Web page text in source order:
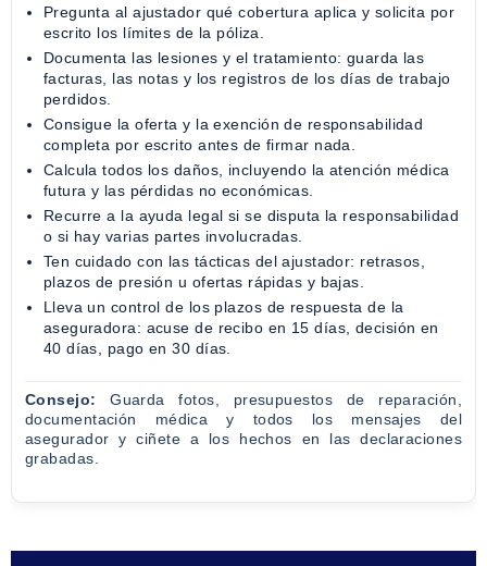
Pregunta al ajustador qué cobertura aplica y solicita por
escrito los límites de la póliza.
Documenta las lesiones y el tratamiento: guarda las
facturas, las notas y los registros de los días de trabajo
perdidos.
Consigue la oferta y la exención de responsabilidad
completa por escrito antes de firmar nada.
Calcula todos los daños, incluyendo la atención médica
futura y las pérdidas no económicas.
Recurre a la ayuda legal si se disputa la responsabilidad
o si hay varias partes involucradas.
Ten cuidado con las tácticas del ajustador: retrasos,
plazos de presión u ofertas rápidas y bajas.
Lleva un control de los plazos de respuesta de la
aseguradora: acuse de recibo en 15 días, decisión en
40 días, pago en 30 días.
Consejo:
Guarda fotos, presupuestos de reparación,
documentación médica y todos los mensajes del
asegurador y ciñete a los hechos en las declaraciones
grabadas.